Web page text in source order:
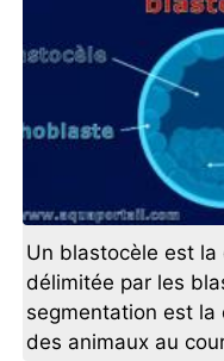
Un blastocèle est
délimitée par les
segmentation est la
des animaux au